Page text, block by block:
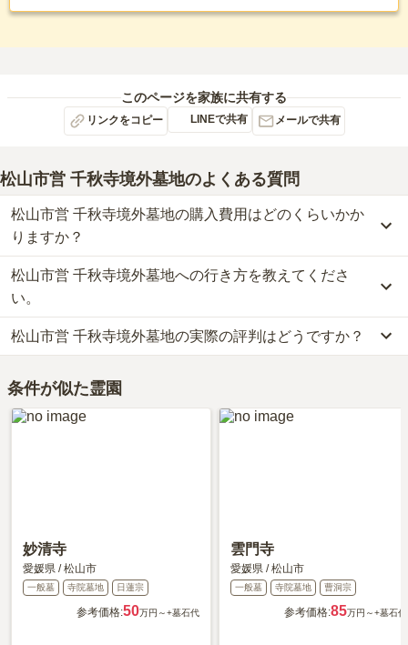
このページを家族に共有する
リンクをコピー LINEで共有 メールで共有
松山市営 千秋寺境外墓地のよくある質問
松山市営 千秋寺境外墓地の購入費用はどのくらいかか
りますか？
松山市営 千秋寺境外墓地の現在の販売価格については現在調査中で
す。
お墓は、価格が高いものがよい、安いものが悪い、という訳ではあ
りません。大切なのは、ご家族が心から納得し、安心してお参りで
きる場所を選ぶことです。
松山市営 千秋寺境外墓地への行き方を教えてくださ
い。
公共交通機関の場合、伊予鉄道1系統「鉄砲町駅」から徒歩約10
分・伊予鉄道バスに乗車、「松山大学北口バス停」下車徒歩約3分
です。
車の場合、松山自動車道「松山インター」から車で約22分です。
詳しいルートや地図は、本ページの「地図・交通アクセス」欄をご
松山市営 千秋寺境外墓地の実際の評判はどうですか？
性、設備・環境、管理状況、周辺施設が高く評価されています。
利用者様からは「お寺の多い地区なのですが、特にそのようなもの
条件が似た霊園
妙清寺
愛媛県 /松山市
一般墓 寺院墓地 日蓮宗
参考価格:50万円～+墓石代
雲門寺
愛媛県 /松山市
一般墓 寺院墓地 曹洞宗
参考価格:85万円～+墓石代